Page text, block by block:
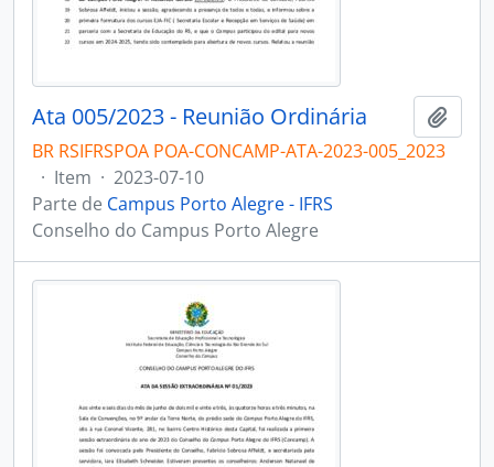
Ata 005/2023 - Reunião Ordinária
BR RSIFRSPOA POA-CONCAMP-ATA-2023-005_2023
· Item · 2023-07-10
Parte de Campus Porto Alegre - IFRS
Conselho do Campus Porto Alegre